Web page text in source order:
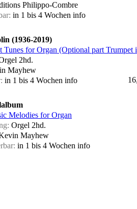
Philippo-Combre
in 1 bis 4 Wochen info
(1936-2019)
Tunes for Organ (Optional part Trumpet
2hd.
Mayhew
in 1 bis 4 Wochen info
Melodies for Organ
Orgel 2hd.
Mayhew
in 1 bis 4 Wochen info